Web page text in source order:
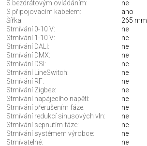
S bezdrátovým ovládáním:
ne
S připojovacím kabelem:
ano
Šířka:
265 mm
Stmívání 0-10 V:
ne
Stmívání 1-10 V:
ne
Stmívání DALI:
ne
Stmívání DMX:
ne
Stmívání DSI:
ne
Stmívání LineSwitch:
ne
Stmívání RF:
ne
Stmívání Zigbee:
ne
Stmívání napájecího napětí:
ne
Stmívání přerušením fáze:
ne
Stmívání redukcí sinusových vln:
ne
Stmívání sepnutím fáze:
ne
Stmívání systémem výrobce:
ne
Stmívatelné:
ne